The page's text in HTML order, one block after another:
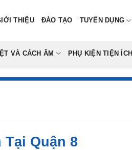
THIỆU ĐÀO TẠO TUYỂN DỤNG
VÀ CÁCH ÂM PHỤ KIỆN TIỆN ÍCH
Quận 8